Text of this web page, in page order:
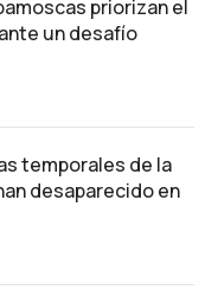
priorizan el
un desafío
temporales de la
desaparecido en